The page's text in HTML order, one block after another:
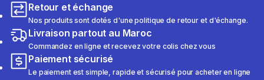
Retour et échange
Nos produits sont dotés d'une politique de retour et d'échange.
Livraison partout au Maroc
Commandez en ligne et recevez votre colis chez vous
Paiement sécurisé
Le paiement est simple, rapide et sécurisé pour acheter en ligne